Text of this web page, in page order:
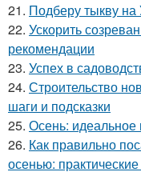
21. Подберу тыкву
22. Ускорить
рекомендации
23. Успех в
24. Строительство
шаги и подсказки
25. Осень: идеальное
26. Как правильно
осенью: